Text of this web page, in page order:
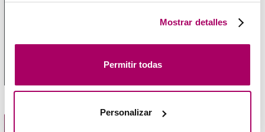
garantiza un nivel adecuado de protección de datos) para
tu navegación. Para más más información consulta
nuestraPolítica de Cookies.
Mostrar detalles
Permitir todas
Personalizar